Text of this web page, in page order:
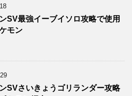
SV最強イーブイソロ攻略で使用
モン
SVさいきょうゴリランダー攻略